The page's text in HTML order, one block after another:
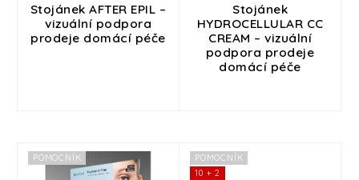
Stojánek AFTER EPIL –
vizuální podpora
prodeje domácí péče
Stojánek
HYDROCELLULAR CC
CREAM – vizuální
podpora prodeje
domácí péče
POMOCNÍK
POMOCNÍK
10 + 2